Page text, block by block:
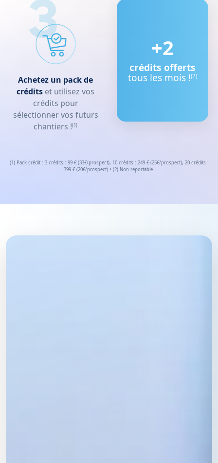
Achetez un pack de
crédits et utilisez vos
crédits pour
sélectionner vos futurs
chantiers !(1)
+2
crédits offerts
tous les mois !(2)
(1) Pack crédit : 3 crédits : 99 € (33€/prospect), 10 crédits : 249 € (25€/prospect), 20 crédits :
399 € (20€/prospect) • (2) Non reportable.